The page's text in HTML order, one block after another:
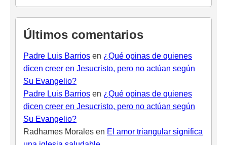
Últimos comentarios
Padre Luis Barrios en ¿Qué opinas de quienes
dicen creer en Jesucristo, pero no actúan según
Su Evangelio?
Padre Luis Barrios en ¿Qué opinas de quienes
dicen creer en Jesucristo, pero no actúan según
Su Evangelio?
Radhames Morales en El amor triangular significa